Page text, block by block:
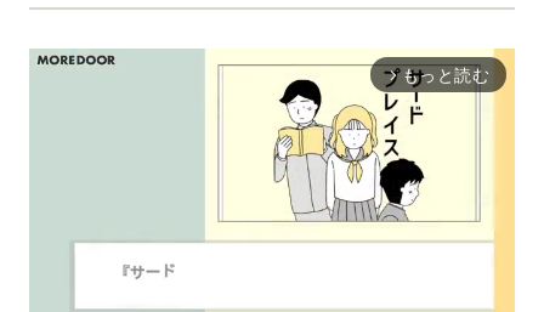
arrow_forward_ios もっと読む